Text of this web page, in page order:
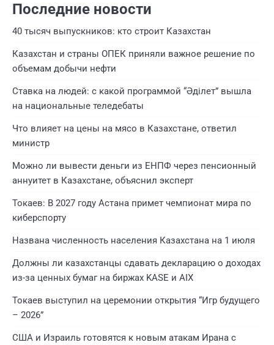
Последние новости
40 тысяч выпускников: кто строит Казахстан
Казахстан и страны ОПЕК приняли важное решение по
объемам добычи нефти
Ставка на людей: с какой программой “Әділет” вышла
на национальные теледебаты
Что влияет на цены на мясо в Казахстане, ответил
министр
Можно ли вывести деньги из ЕНПФ через пенсионный
аннуитет в Казахстане, объяснил эксперт
Токаев: В 2027 году Астана примет чемпионат мира по
киберспорту
Названа численность населения Казахстана на 1 июля
Должны ли казахстанцы сдавать декларацию о доходах
из-за ценных бумаг на биржах KASE и AIX
Токаев выступил на церемонии открытия “Игр будущего
– 2026”
США и Израиль готовятся к новым атакам Ирана с